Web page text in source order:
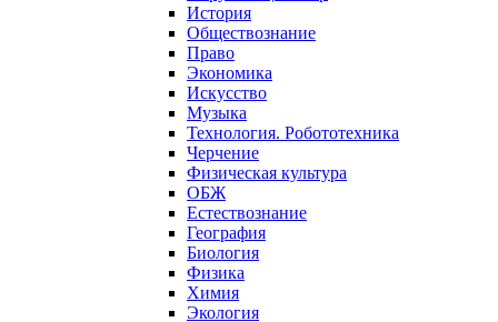
История
Обществознание
Право
Экономика
Искусство
Музыка
Технология. Робототехника
Черчение
Физическая культура
ОБЖ
Естествознание
География
Биология
Физика
Химия
Экология